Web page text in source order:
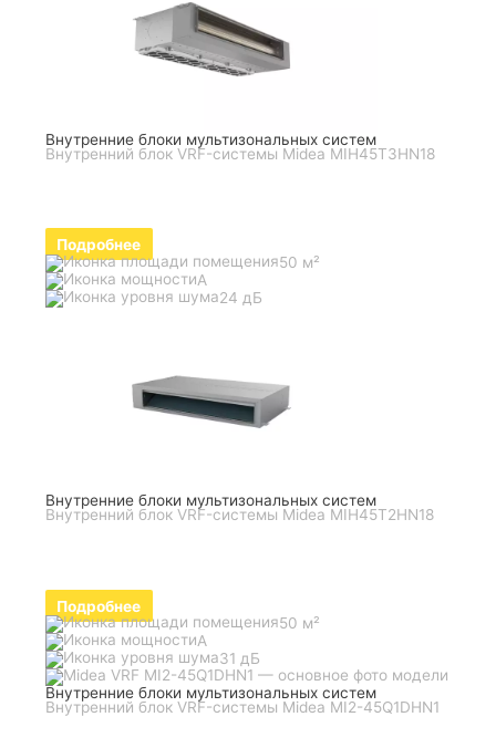
Внутренние блоки мультизональных систем
Внутренний блок VRF-системы Midea MIH45T3HN18
Подробнее
50 м²
A
24 дБ
Внутренние блоки мультизональных систем
Внутренний блок VRF-системы Midea MIH45T2HN18
Подробнее
50 м²
A
31 дБ
Внутренние блоки мультизональных систем
Внутренний блок VRF-системы Midea MI2-45Q1DHN1